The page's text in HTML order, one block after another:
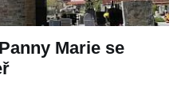
Marie se